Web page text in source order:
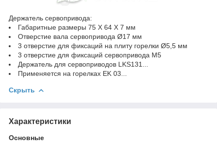
Держатель сервопривода:
Габаритные размеры 75 X 64 X 7 мм
Отверстие вала сервопривода Ø17 мм
3 отверстие для фиксаций на плиту горелки Ø5,5 мм
3 отверстие для фиксаций сервопривода M5
Держатель для сервоприводов LKS131...
Применяется на горелках EK 03...
Скрыть
Характеристики
Основные